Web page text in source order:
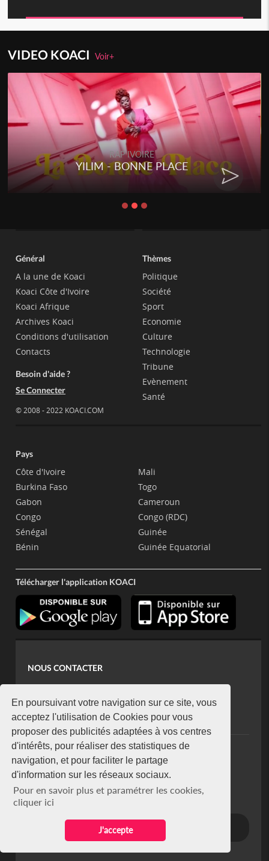
En poursuivant votre navigation sur ce site, vous
acceptez l'utilisation de Cookies pour vous
proposer des publicités adaptées à vos centres
d'intérêts, pour réaliser des statistiques de
navigation, et pour faciliter le partage
d'information sur les réseaux sociaux.
Pour en savoir plus et paramétrer les cookies,
cliquer ici
J'accepte
VIDEO KOACIVoir+
RAP IVOIRE
YILIM - BONNE PLACE
Général
A la une de Koaci
Koaci Côte d'Ivoire
Koaci Afrique
Archives Koaci
Conditions d'utilisation
Contacts
Besoin d'aide ?
Se Connecter
© 2008 - 2022 KOACI.COM
Thèmes
Politique
Société
Sport
Economie
Culture
Technologie
Tribune
Evènement
Santé
Pays
Côte d'Ivoire
Burkina Faso
Gabon
Congo
Sénégal
Bénin
Mali
Togo
Cameroun
Congo (RDC)
Guinée
Guinée Equatorial
Télécharger l'application KOACI
NOUS CONTACTER
koaci@yahoo.fr
+225 07 08 85 52 93
NEWSLETTER
Restez connecté via notre newsletter
S'abonner
Se désabonner